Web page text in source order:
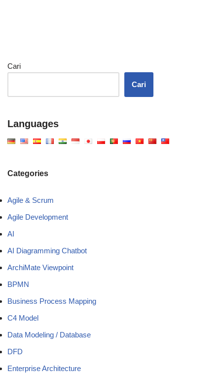
Cari
Cari
Languages
Categories
Agile & Scrum
Agile Development
AI
AI Diagramming Chatbot
ArchiMate Viewpoint
BPMN
Business Process Mapping
C4 Model
Data Modeling / Database
DFD
Enterprise Architecture